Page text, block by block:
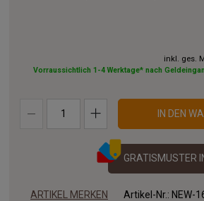
inkl. ges.
Vorraussichtlich 1-4 Werktage* nach
IN DEN
GRATISMUSTER
ARTIKEL MERKEN Artikel-Nr.: NEW-